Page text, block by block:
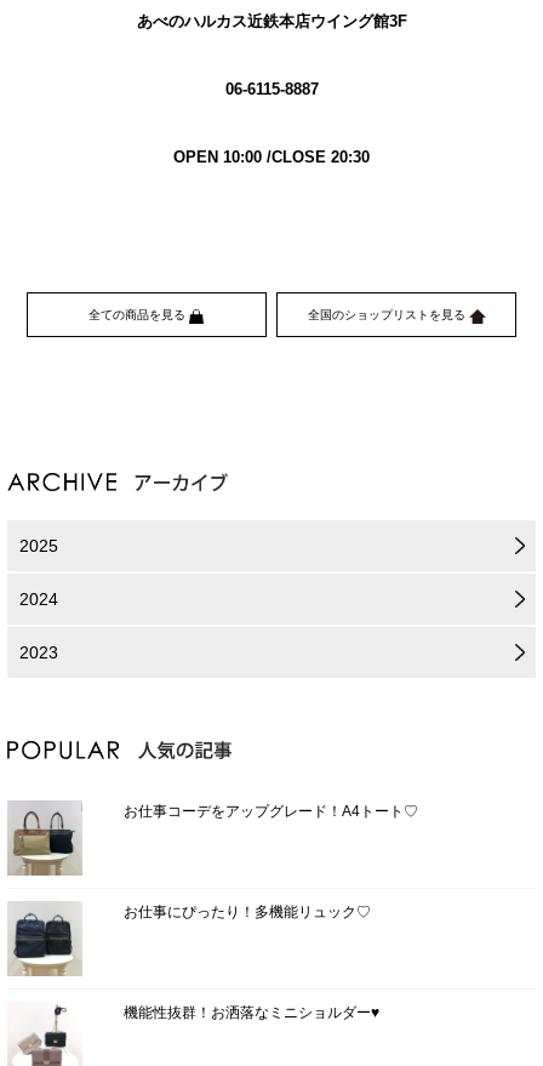
あべのハルカス近鉄本店ウイング館3F
06-6115-8887
OPEN 10:00 /CLOSE 20:30
全ての商品を見る 全国のショップリストを見る
2025
2024
2023
お仕事コーデをアップグレード！A4トート♡
お仕事にぴったり！多機能リュック♡
機能性抜群！お洒落なミニショルダー♥